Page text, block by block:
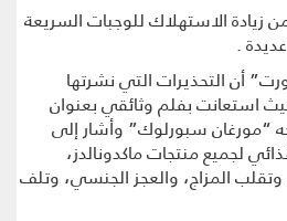
زيادة الاستهلاك للوجبات السريعة
.
أن التحذيرات التي نشرتها
استعانت بفلم وثائقي بعنوان
“مورغان سبورلوك” وأشار إلى
لجميع منتجات ماكدونالدز،
المزاج، والعجز الجنسي، وتلف